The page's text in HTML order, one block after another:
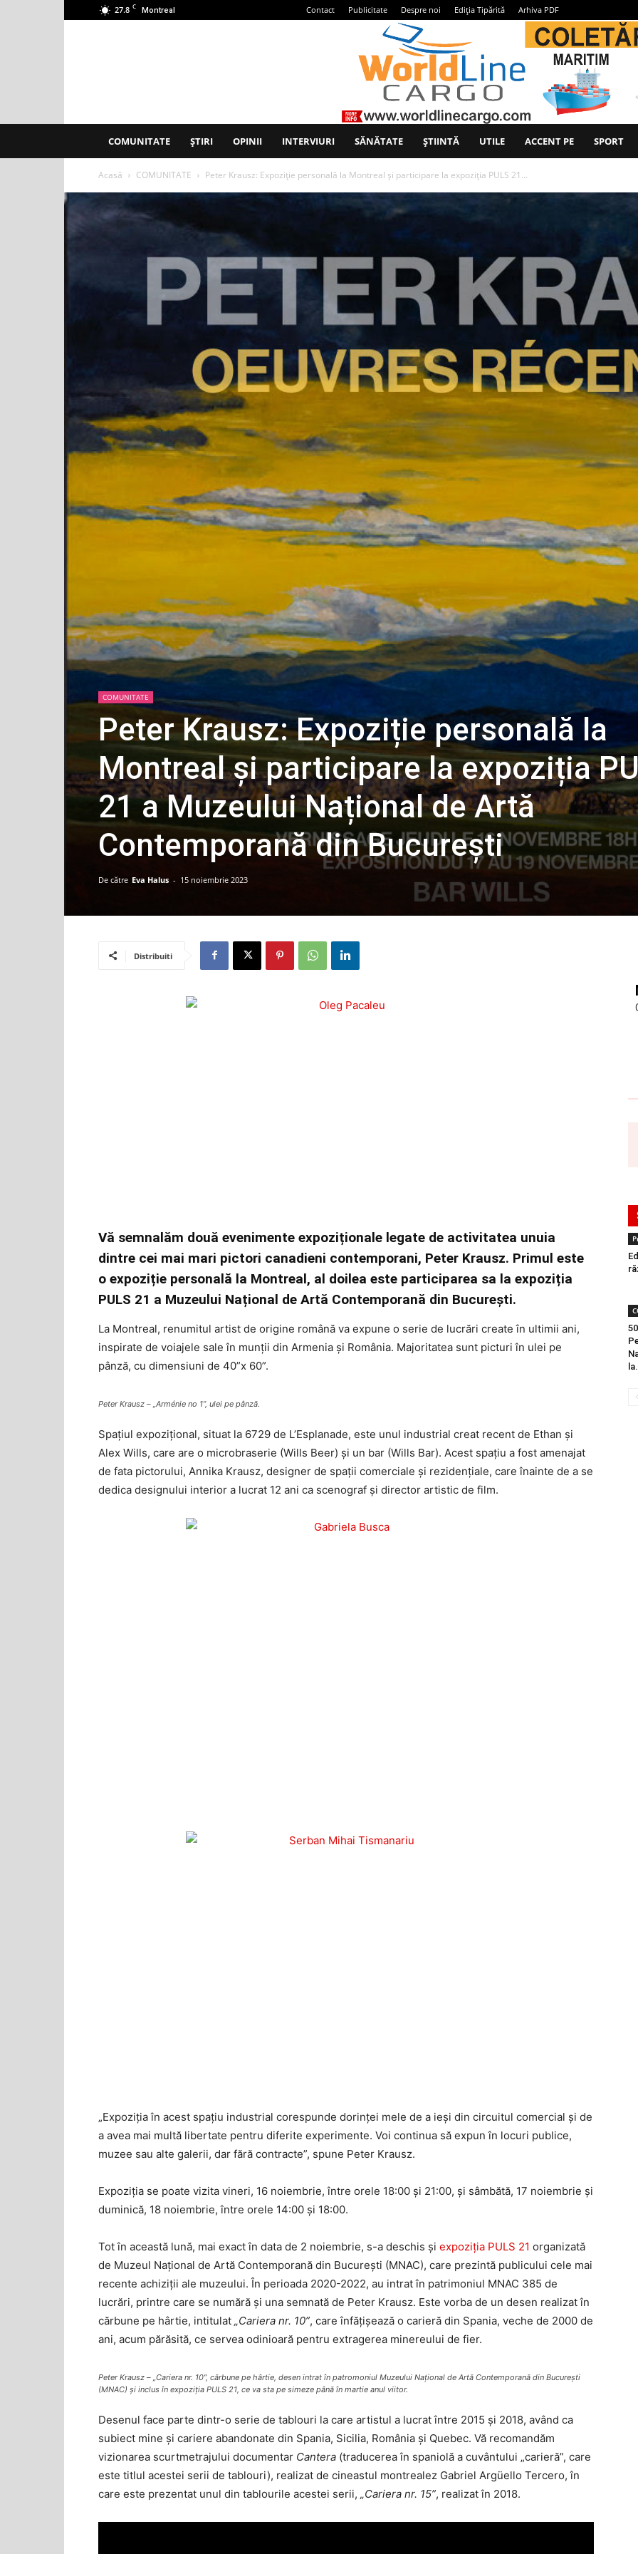
27.8 C Montreal Contact Publicitate Despre noi Ediția Tipărită Arhiva PDF
COMUNITATE ȘTIRI OPINII INTERVIURI SĂNĂTATE ȘTIINTĂ UTILE ACCENT PE SPORT
Acasă COMUNITATE Peter Krausz: Expoziție personală la Montreal și participare la expoziția PULS 21...
COMUNITATE
Peter Krausz: Expoziție personală la
Montreal și participare la expoziția
21 a Muzeului Național de Artă
Contemporană din București
De către Eva Halus - 15 noiembrie 2023
Distribuiti
Vă semnalăm două evenimente expoziționale legate de activitatea unuia
dintre cei mai mari pictori canadieni contemporani, Peter Krausz. Primul este
o expoziție personală la Montreal, al doilea este participarea sa la expoziția
PULS 21 a Muzeului Național de Artă Contemporană din București.
La Montreal, renumitul artist de origine română va expune o serie de lucrări create în ultimii ani,
inspirate de voiajele sale în munții din Armenia și România. Majoritatea sunt picturi în ulei pe
pânză, cu dimensiuni de 40”x 60”.
Peter Krausz – „Arménie no 1”, ulei pe pânză.
Spațiul expozițional, situat la 6729 de L’Esplanade, este unul industrial creat recent de Ethan și
Alex Wills, care are o microbraserie (Wills Beer) și un bar (Wills Bar). Acest spațiu a fost amenajat
de fata pictorului, Annika Krausz, designer de spații comerciale și rezidențiale, care înainte de a se
dedica designului interior a lucrat 12 ani ca scenograf și director artistic de film.
„Expoziția în acest spațiu industrial corespunde dorinței mele de a ieși din circuitul comercial și de
a avea mai multă libertate pentru diferite experimente. Voi continua să expun în locuri publice,
muzee sau alte galerii, dar fără contracte”, spune Peter Krausz.
Expoziția se poate vizita vineri, 16 noiembrie, între orele 18:00 și 21:00, și sâmbătă, 17 noiembrie și
duminică, 18 noiembrie, între orele 14:00 și 18:00.
Tot în această lună, mai exact în data de 2 noiembrie, s-a deschis și expoziția PULS 21 organizată
de Muzeul Național de Artă Contemporană din București (MNAC), care prezintă publicului cele mai
recente achiziții ale muzeului. În perioada 2020-2022, au intrat în patrimoniul MNAC 385 de
lucrări, printre care se numără și una semnată de Peter Krausz. Este vorba de un desen realizat în
cărbune pe hârtie, intitulat „Cariera nr. 10”, care înfățișează o carieră din Spania, veche de 2000 de
ani, acum părăsită, ce servea odinioară pentru extragerea minereului de fier.
Peter Krausz – „Cariera nr. 10”, cărbune pe hârtie, desen intrat în patromoniul Muzeului Național de Artă Contemporană din București
(MNAC) și inclus în expoziția PULS 21, ce va sta pe simeze până în martie anul viitor.
Desenul face parte dintr-o serie de tablouri la care artistul a lucrat între 2015 și 2018, având ca
subiect mine și cariere abandonate din Spania, Sicilia, România și Quebec. Vă recomandăm
vizionarea scurtmetrajului documentar Cantera (traducerea în spaniolă a cuvântului „carieră”, care
este titlul acestei serii de tablouri), realizat de cineastul montrealez Gabriel Argüello Tercero, în
care este prezentat unul din tablourile acestei serii, „Cariera nr. 15”, realizat în 2018.